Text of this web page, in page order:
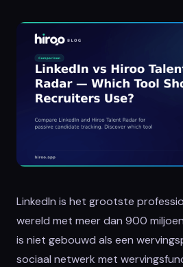
LinkedIn is het grootste
wereld met meer dan 900
is niet gebouwd als een
sociaal netwerk met